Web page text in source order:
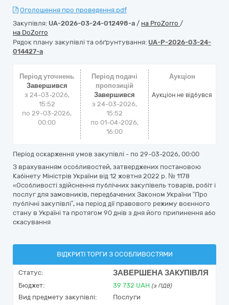
Оголошення про проведення.pdf
Закупівля: UA-2026-03-24-012498-a / на ProZorro /
на DoZorro
Рядок плану закупівлі та обґрунтування: UA-P-2026-03-24-
014427-a
Період уточнень
Завершився
з 24-03-2026,
15:52
по 29-03-2026,
00:00
Період подачі
пропозицій
Завершився
з 24-03-2026,
15:52
по 01-04-2026,
16:00
Аукціон
Аукціон не відбувся
Період оскарження умов закупівлі - по 29-03-2026, 00:00
З врахуванням особливостей, затверджених постановою
Кабінету Міністрів України від 12 жовтня 2022 р. № 1178
«Особливості здійснення публічних закупівель товарів, робіт і
послуг для замовників, передбачених Законом України “Про
публічні закупівлі”, на період дії правового режиму воєнного
стану в Україні та протягом 90 днів з дня його припинення або
скасування
ВІДКРИТІ ТОРГИ З ОСОБЛИВОСТЯМИ
Статус: ЗАВЕРШЕНА ЗАКУПІВЛЯ
Бюджет: 39 732 UAH (з ПДВ)
Вид предмету закупівлі:
Послуги